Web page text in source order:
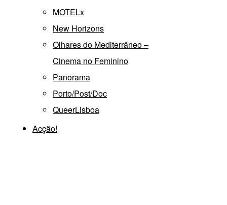
MOTELx
New Horizons
Olhares do Mediterrâneo –
Cinema no Feminino
Panorama
Porto/Post/Doc
QueerLisboa
Acção!